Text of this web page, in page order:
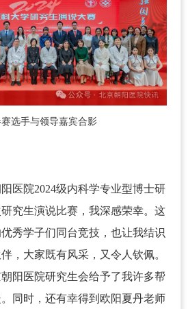
选手与领导嘉宾合影
医院2024级内科学专业型博士研
究生演说比赛，我深感荣幸。这
秀学子们同台竞技，也让我结识
，大家既有风采，又令人钦佩。
阳医院研究生会给予了我许多帮
同时，还有幸得到欧阳夏丹老师